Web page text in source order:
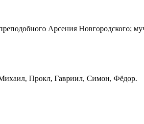
Арсения Новгородского;
Прокл, Гавриил, Симон, Фёдор.